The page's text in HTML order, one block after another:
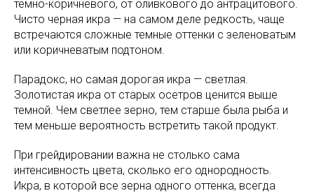
темно-коричневого, от оливкового до антрацитового.
Чисто черная икра — на самом деле редкость, чаще
встречаются сложные темные оттенки с зеленоватым
или коричневатым подтоном.
Парадокс, но самая дорогая икра — светлая.
Золотистая икра от старых осетров ценится выше
темной. Чем светлее зерно, тем старше была рыба и
тем меньше вероятность встретить такой продукт.
При грейдировании важна не столько сама
интенсивность цвета, сколько его однородность.
Икра, в которой все зерна одного оттенка, всегда